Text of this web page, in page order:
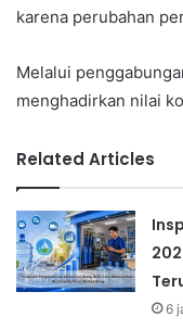
karena perubahan
Melalui
menghadirkan nilai
Related Articles
6